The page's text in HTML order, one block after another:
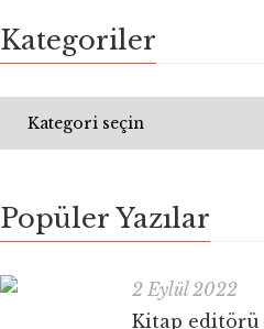
Kategoriler
Popüler Yazılar
2 Eylül 2022
Kitap editörü